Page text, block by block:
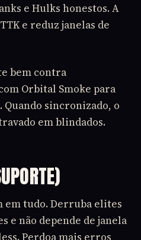
e Hulks honestos. A
e reduz janelas de
bem contra
Orbital Smoke para
sincronizado, o
em blindados.
em tudo. Derruba elites
e não depende de janela
Perdoa mais erros